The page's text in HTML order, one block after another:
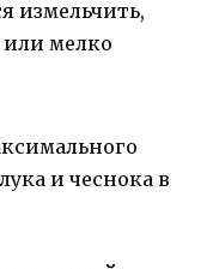
измельчить,
или мелко
и чеснока в